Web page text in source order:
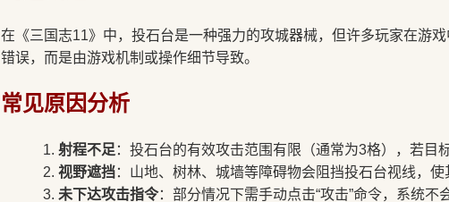
在《三国志11》中，投石台是一种强力的攻城器械，但许多玩家在游
错误，而是由游戏机制或操作细节导致。
常见原因分析
射程不足 ：投石台的有效攻击范围有限（通常为3格），若目
视野遮挡：山地、树林、城墙等障碍物会阻挡投石台视线，使
未下达攻击指令：部分情况下需手动点击“攻击”命令，系统不